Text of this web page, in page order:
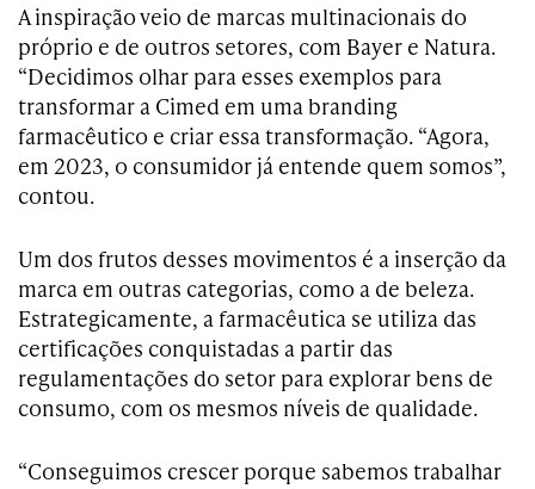
A inspiração veio de marcas multinacionais do
próprio e de outros setores, com Bayer e Natura.
“Decidimos olhar para esses exemplos para
transformar a Cimed em uma branding
farmacêutico e criar essa transformação. “Agora,
em 2023, o consumidor já entende quem somos”,
contou.
Um dos frutos desses movimentos é a inserção da
marca em outras categorias, como a de beleza.
Estrategicamente, a farmacêutica se utiliza das
certificações conquistadas a partir das
regulamentações do setor para explorar bens de
consumo, com os mesmos níveis de qualidade.
“Conseguimos crescer porque sabemos trabalhar